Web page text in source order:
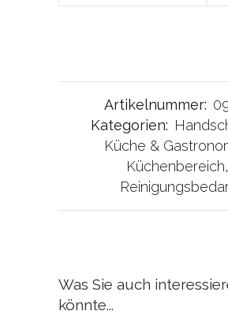
Artikelnummer:
Kategorien:
Küche &
Küchenbereich,
Was Sie auch
könnte...